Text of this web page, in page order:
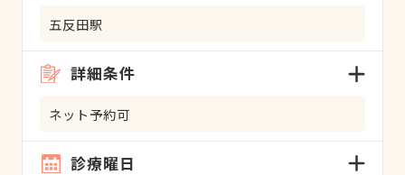
五反田駅
詳細条件
ネット予約可
診療曜日